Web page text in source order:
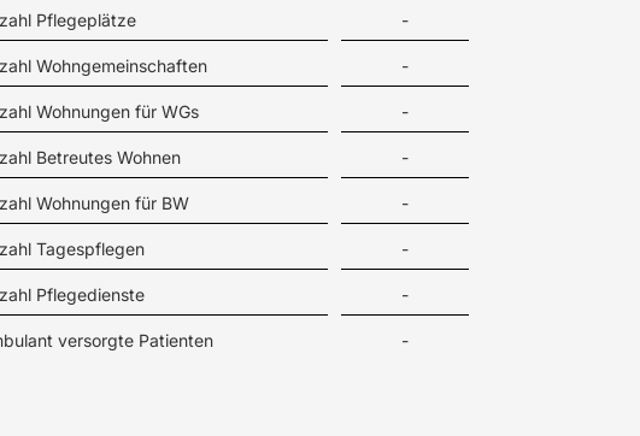
Pflegeplätze -
Wohngemeinschaften -
Wohnungen für WGs -
Betreutes Wohnen -
Wohnungen für BW -
Tagespflegen -
Pflegedienste -
versorgte Patienten -